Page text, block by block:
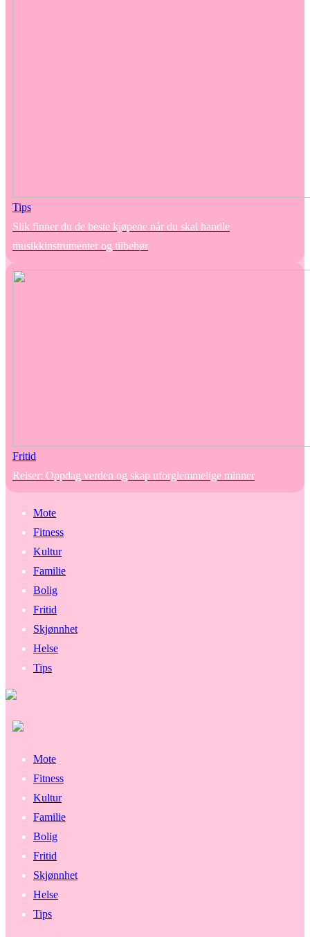
Tips
Slik finner du de beste kjøpene når du skal handle
musikkinstrumenter og tilbehør
Fritid
Reiser: Oppdag verden og skap uforglemmelige minner
Mote
Fitness
Kultur
Familie
Bolig
Fritid
Skjønnhet
Helse
Tips
Mote
Fitness
Kultur
Familie
Bolig
Fritid
Skjønnhet
Helse
Tips